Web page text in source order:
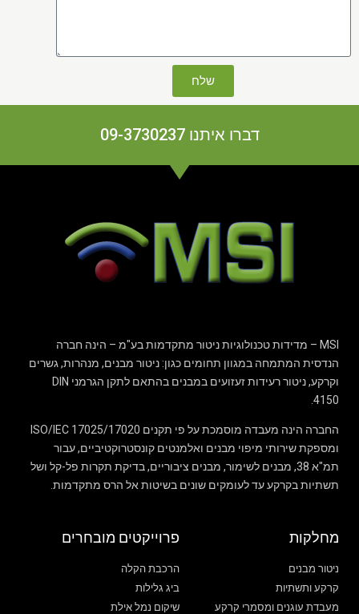
שלח
דברו איתנו 09-3730237
MSI – מדידות טכנולוגיות ניטור מתקדמות בע"מ – הינה חברה
הנדסית המתמחה במגוון תחומים כגון: ניטור מבנים, מנהרות, גשרים
וקרקע, ניטור רעידות זעזועים במבנים בהתאם לתקן הגרמני DIN
4150.
החברה הינה מעבדה מוסמכת על פי תקנים 17020/ISO/IEC 17025
ומספקת שירותי מיפוי מבנים ואלמנטים קונסטרוקטיביים, עבור
תמ"א 38, מבנים לשימור, מבנים ציבוריים, בדיקת תקרות פל-קל ושל
תשתיות בקרקע עד לעומקים שונים בשיטות אל הרס מתקדמות.
מחלקות
ניטור מבנים
קרקע ותשתיות
מעבדת עוגנים ומסמרי קרקע
פרוייקטים מובחרים
הרכבת הקלה
ביג גלילות
שיקום נמל אילת